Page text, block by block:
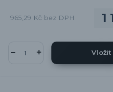
1
965,29 Kč bez DPH
Vložit